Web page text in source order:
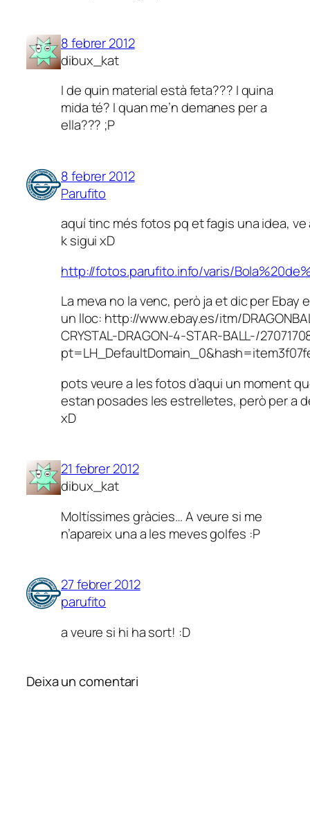
8 febrer 2012
dibux_kat
I de quin material està feta??? I quina
mida té? I quan me’n demanes per a
ella??? ;P
8 febrer 2012
Parufito
aquí tinc més fotos pq et fagis una idea,
k sigui xD
http://fotos.parufito.info/varis/
La meva no la venc, però ja et dic per
un lloc: http://www.ebay.es/itm/
CRYSTAL-DRAGON-4-STAR-BALL-/
pots veure a les fotos d’aqui un moment
estan posades les estrelletes, però per a
xD
21 febrer 2012
dibux_kat
Moltíssimes gràcies… A veure si me
n’apareix una a les meves golfes :P
27 febrer 2012
parufito
a veure si hi ha sort! :D
Deixa un comentari